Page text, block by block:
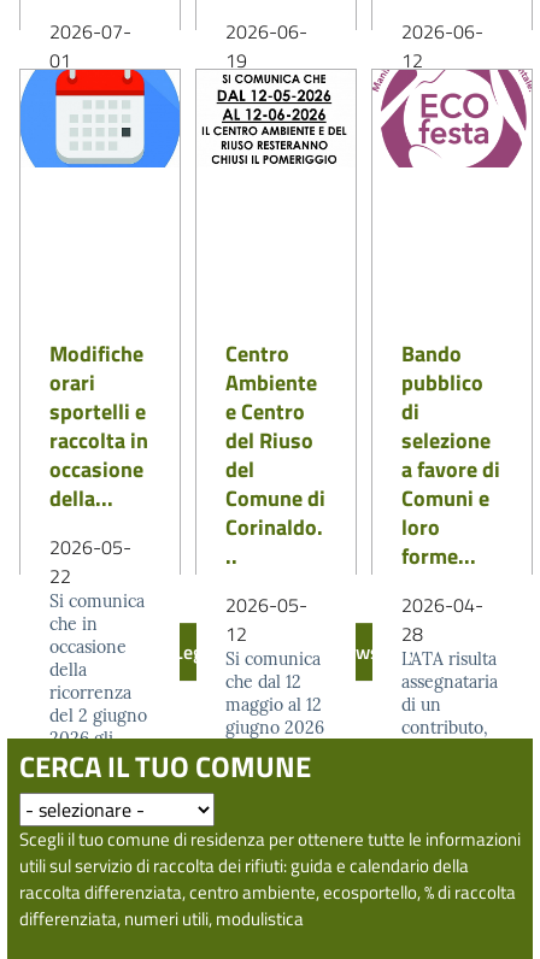
2026-07-
01
E se spazi
pubblici più
puliti
iniziassero
2026-06-
19
Con l’arrivo
delle alte
temperature
estive e in
2026-06-
12
Al via la
seconda fase
della nuova
campagna di
Modifiche
orari
sportelli e
raccolta in
occasione
della...
2026-05-
22
Si comunica
che in
occasione
della
ricorrenza
del 2 giugno
2026 gli
sportelli
subiranno le
seguenti...
LEGGI DI PIÙ
Centro
Ambiente
e Centro
del Riuso
del
Comune di
Corinaldo.
..
2026-05-
12
Si comunica
che dal 12
maggio al 12
giugno 2026
Ambiente e
LEGGI DI PIÙ
Bando
pubblico
di
selezione
a favore di
Comuni e
loro
forme...
2026-04-
28
L’ATA risulta
assegnataria
di un
contributo,
attuazione...
LEGGI DI PIÙ
Leggi tutte tutte le news
CERCA IL TUO COMUNE
Scegli il tuo comune di residenza per ottenere tutte le informazioni
utili sul servizio di raccolta dei rifiuti: guida e calendario della
raccolta differenziata, centro ambiente, ecosportello, % di raccolta
differenziata, numeri utili, modulistica